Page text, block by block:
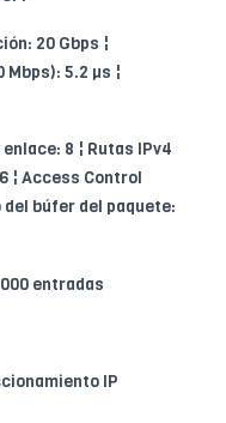
20 Gbps ¦
5.2 µs ¦
8 ¦ Rutas IPv4
¦ Access Control
del búfer del paquete:
entradas
IP